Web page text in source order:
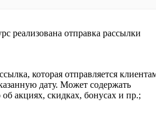
реализована отправка рассылки
которая отправляется
дату. Может содержать
акциях, скидках, бонусах и пр.;